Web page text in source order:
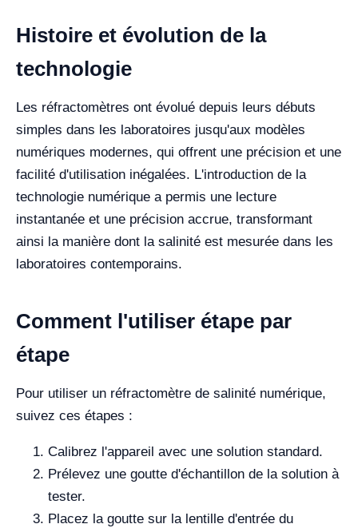
Histoire et évolution de la
technologie
Les réfractomètres ont évolué depuis leurs débuts
simples dans les laboratoires jusqu'aux modèles
numériques modernes, qui offrent une précision et une
facilité d'utilisation inégalées. L'introduction de la
technologie numérique a permis une lecture
instantanée et une précision accrue, transformant
ainsi la manière dont la salinité est mesurée dans les
laboratoires contemporains.
Comment l'utiliser étape par
étape
Pour utiliser un réfractomètre de salinité numérique,
suivez ces étapes :
Calibrez l'appareil avec une solution standard.
Prélevez une goutte d'échantillon de la solution à
tester.
Placez la goutte sur la lentille d'entrée du